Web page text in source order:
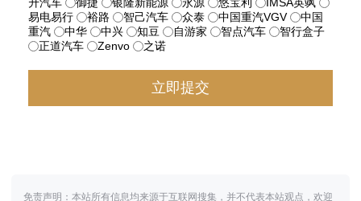
易电易行
裕路 智己汽车 众泰 中国重汽VGV
中国
重汽
中华 中兴 知豆 自游家 智点汽车
智行盒子
正道汽车
Zenvo 之诺
免责声明：本站所有信息均来源于互联网搜集，并不代表本站观点，欢迎